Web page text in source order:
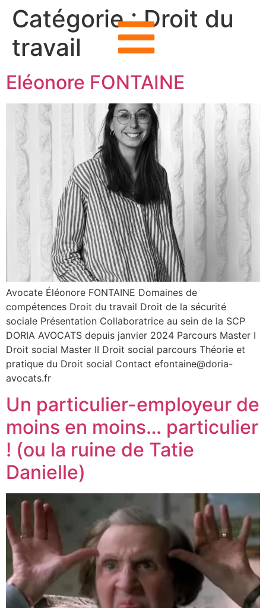
Catégorie :Droit du
travail
Eléonore FONTAINE
Avocate Éléonore FONTAINE Domaines de
compétences Droit du travail Droit de la sécurité
sociale Présentation Collaboratrice au sein de la SCP
DORIA AVOCATS depuis janvier 2024 Parcours Master I
Droit social Master II Droit social parcours Théorie et
pratique du Droit social Contact efontaine@doria-
avocats.fr
Un particulier-employeur de
moins en moins… particulier
! (ou la ruine de Tatie
Danielle)